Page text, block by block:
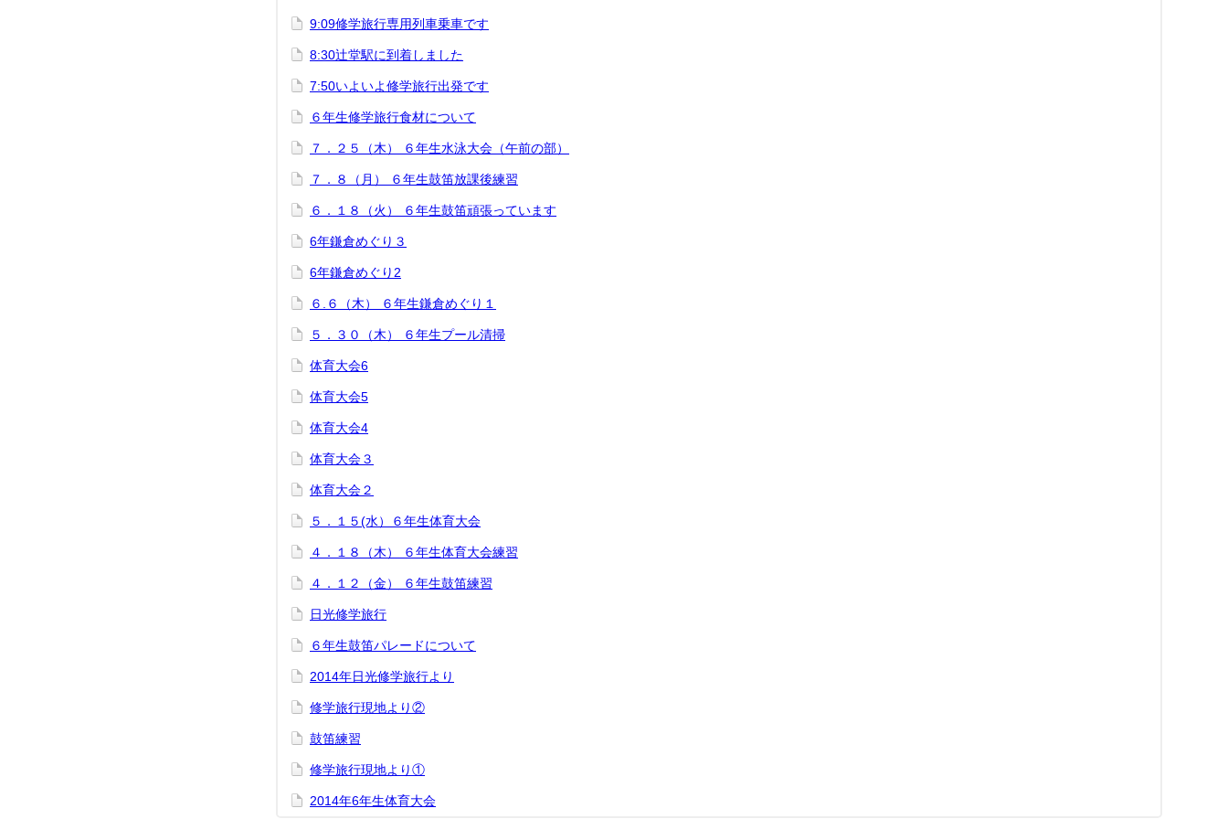
9:09修学旅行専用列車乗車です
8:30辻堂駅に到着しました
7:50いよいよ修学旅行出発です
６年生修学旅行食材について
７．２５（木） ６年生水泳大会（午前の部）
７．８（月） ６年生鼓笛放課後練習
６．１８（火） ６年生鼓笛頑張っています
6年鎌倉めぐり３
6年鎌倉めぐり2
６.６（木） ６年生鎌倉めぐり１
５．３０（木） ６年生プール清掃
体育大会6
体育大会5
体育大会4
体育大会３
体育大会２
５．１５(水）６年生体育大会
４．１８（木） ６年生体育大会練習
４．１２（金） ６年生鼓笛練習
日光修学旅行
６年生鼓笛パレードについて
2014年日光修学旅行より
修学旅行現地より②
鼓笛練習
修学旅行現地より①
2014年6年生体育大会